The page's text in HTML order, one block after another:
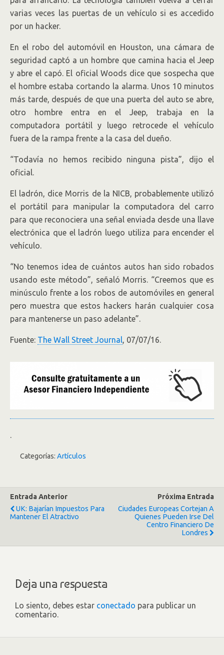
varias veces las puertas de un vehículo si es accedido
por un hacker.
En el robo del automóvil en Houston, una cámara de
seguridad captó a un hombre que camina hacia el Jeep
y abre el capó. El oficial Woods dice que sospecha que
el hombre estaba cortando la alarma. Unos 10 minutos
más tarde, después de que una puerta del auto se abre,
otro hombre entra en el Jeep, trabaja en la
computadora portátil y luego retrocede el vehículo
fuera de la rampa frente a la casa del dueño.
“Todavía no hemos recibido ninguna pista”, dijo el
oficial.
El ladrón, dice Morris de la NICB, probablemente utilizó
el portátil para manipular la computadora del carro
para que reconociera una señal enviada desde una llave
electrónica que el ladrón luego utiliza para encender el
vehículo.
“No tenemos idea de cuántos autos han sido robados
usando este método”, señaló Morris. “Creemos que es
minúsculo frente a los robos de automóviles en general
pero muestra que estos hackers harán cualquier cosa
para mantenerse un paso adelante”.
Fuente: The Wall Street Journal, 07/07/16.
.
Categorías: Artículos
Entrada Anterior
UK: Bajarían Impuestos Para
Mantener El Atractivo
Próxima Entrada
Ciudades Europeas Cortejan A
Quienes Pueden Irse Del
Centro Financiero De
Londres
Deja una respuesta
Lo siento, debes estar conectado para publicar un
comentario.